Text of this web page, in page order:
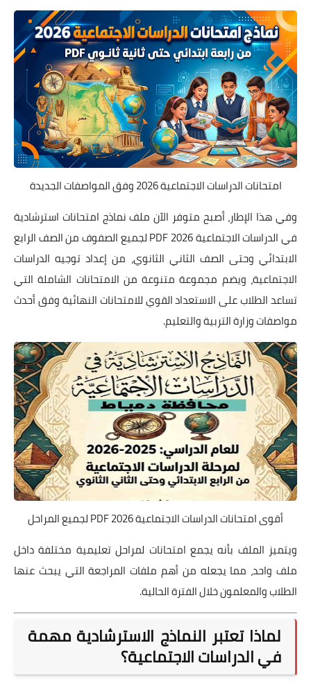
امتحانات الدراسات الاجتماعية 2026 وفق المواصفات الجديدة
وفي هذا الإطار، أصبح متوفر الآن ملف نماذج امتحانات استرشادية
في الدراسات الاجتماعية 2026 PDF لجميع الصفوف من الصف الرابع
الابتدائي وحتى الصف الثاني الثانوي، من إعداد توجيه الدراسات
الاجتماعية، ويضم مجموعة متنوعة من الامتحانات الشاملة التي
تساعد الطلاب على الاستعداد القوي للامتحانات النهائية وفق أحدث
مواصفات وزارة التربية والتعليم.
أقوى امتحانات الدراسات الاجتماعية 2026 PDF لجميع المراحل
ويتميز الملف بأنه يجمع امتحانات لمراحل تعليمية مختلفة داخل
ملف واحد، مما يجعله من أهم ملفات المراجعة التي يبحث عنها
الطلاب والمعلمون خلال الفترة الحالية.
لماذا تعتبر النماذج الاسترشادية مهمة
في الدراسات الاجتماعية؟